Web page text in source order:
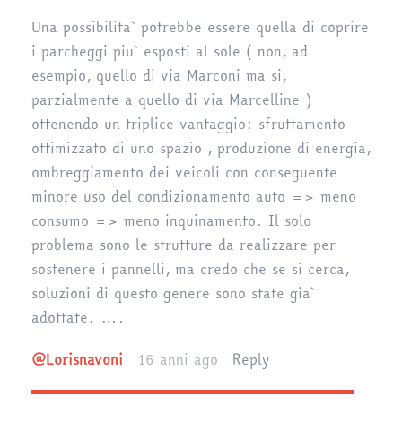
Una possibilita` potrebbe essere quella di coprire
i parcheggi piu` esposti al sole ( non, ad
esempio, quello di via Marconi ma si,
parzialmente a quello di via Marcelline )
ottenendo un triplice vantaggio: sfruttamento
ottimizzato di uno spazio , produzione di energia,
ombreggiamento dei veicoli con conseguente
minore uso del condizionamento auto => meno
consumo => meno inquinamento. Il solo
problema sono le strutture da realizzare per
sostenere i pannelli, ma credo che se si cerca,
soluzioni di questo genere sono state gia`
adottate. ….
@lorisnavoni
16 anni ago Reply